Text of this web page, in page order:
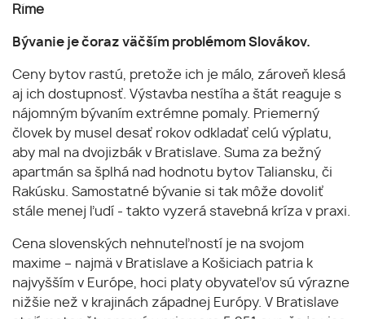
Ríme
Bývanie je čoraz väčším problémom Slovákov.
Ceny bytov rastú, pretože ich je málo, zároveň klesá
aj ich dostupnosť. Výstavba nestíha a štát reaguje s
nájomným bývaním extrémne pomaly. Priemerný
človek by musel desať rokov odkladať celú výplatu,
aby mal na dvojizbák v Bratislave. Suma za bežný
apartmán sa šplhá nad hodnotu bytov Taliansku, či
Rakúsku. Samostatné bývanie si tak môže dovoliť
stále menej ľudí - takto vyzerá stavebná kríza v praxi.
Cena slovenských nehnuteľností je na svojom
maxime – najmä v Bratislave a Košiciach patria k
najvyšším v Európe, hoci platy obyvateľov sú výrazne
nižšie než v krajinách západnej Európy. V Bratislave